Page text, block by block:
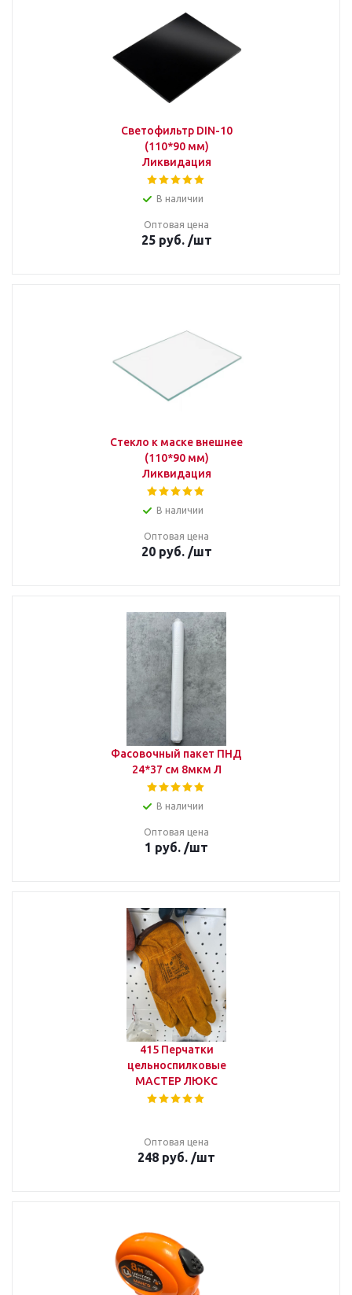
Светофильтр DIN-10
(110*90 мм)
Ликвидация
В наличии
Оптовая цена
25руб. /шт
Стекло к маске внешнее
(110*90 мм)
Ликвидация
В наличии
Оптовая цена
20руб. /шт
Фасовочный пакет ПНД
24*37 см 8мкм Л
В наличии
Оптовая цена
1 руб. /шт
415 Перчатки
цельноспилковые
МАСТЕР ЛЮКС
Оптовая цена
248 руб. /шт